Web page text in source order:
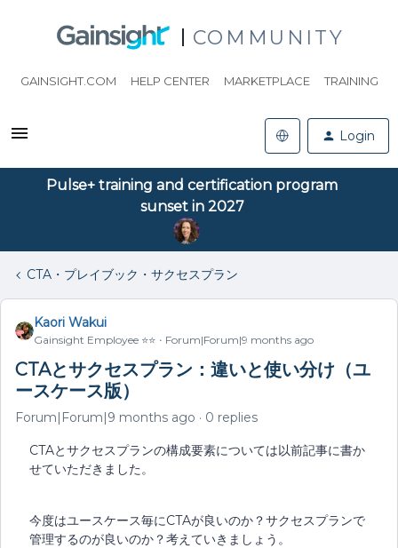
COMMUNITY
GAINSIGHT.COM HELP CENTER MARKETPLACE TRAINING
Login
Pulse+ training and certification program
sunset in 2027
CTA・プレイブック・サクセスプラン
Kaori Wakui
Gainsight Employee ⭐️⭐️ Forum|Forum|9 months ago
CTAとサクセスプラン：違いと使い分け（ユ
ースケース版）
Forum|Forum|9 months ago 0 replies
CTAとサクセスプランの構成要素については以前記事に書か
せていただきました。
今度はユースケース毎にCTAが良いのか？サクセスプランで
管理するのが良いのか？考えていきましょう。